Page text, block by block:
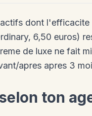
dont
6,50 euros)
de luxe ne fait
apres apres 3
ton